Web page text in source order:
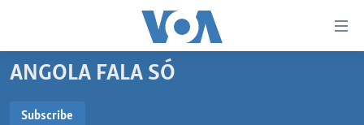
Acesso
paraANGOLA
AFRICA AGORA
ANGOLA FALA SÓ
Subscribe